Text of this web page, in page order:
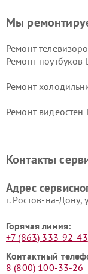
Мы
Ремонт
Ремонт ноутбуков
Ремонт
Ремонт видеостен
Ремонт
Контакты
Адрес
г. Ростов-на-Дону,
Горячая линия:
+7 (863) 333-92-43
Контактный
8 (800) 100-33-26